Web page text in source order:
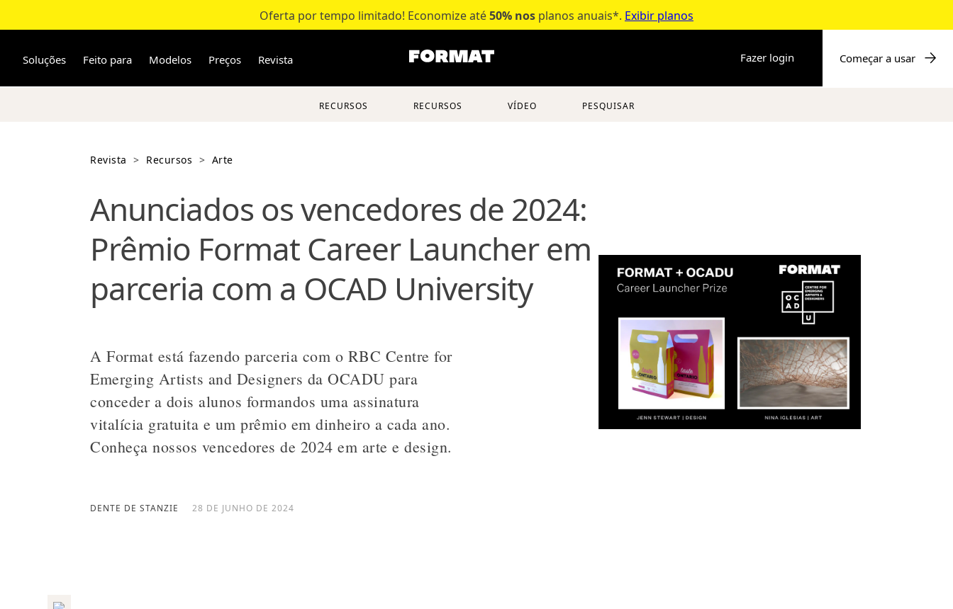
Oferta por tempo limitado! Economize até50% nos planos anuais*. Exibir planos
Soluções Feito para Modelos Preços Revista Fazer login Começar a usar
RECURSOS RECURSOS VÍDEO PESQUISAR
Revista > Recursos > Arte
Anunciados os vencedores de 2024:
Prêmio Format Career Launcher em
parceria com a OCAD University
A Format está fazendo parceria com o RBC Centre for
Emerging Artists and Designers da OCADU para
conceder a dois alunos formandos uma assinatura
vitalícia gratuita e um prêmio em dinheiro a cada ano.
Conheça nossos vencedores de 2024 em arte e design.
DENTE DE STANZIE 28 DE JUNHO DE 2024